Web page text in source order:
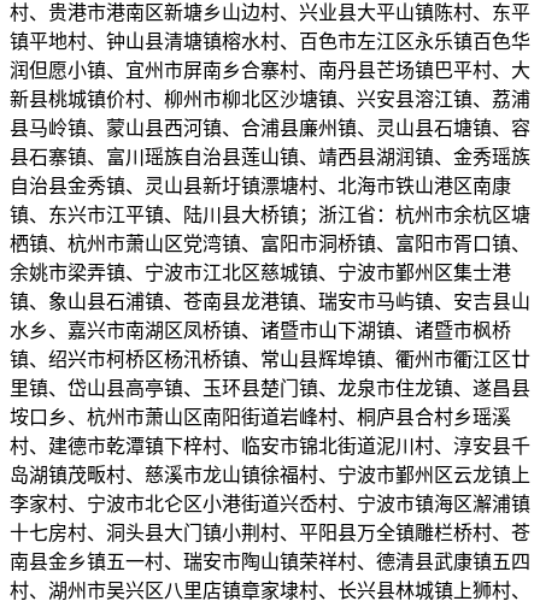
村、贵港市港南区新塘乡山边村、兴业县大平山镇陈村、东平
镇平地村、钟山县清塘镇榕水村、百色市左江区永乐镇百色华
润但愿小镇、宜州市屏南乡合寨村、南丹县芒场镇巴平村、大
新县桃城镇价村、柳州市柳北区沙塘镇、兴安县溶江镇、荔浦
县马岭镇、蒙山县西河镇、合浦县廉州镇、灵山县石塘镇、容
县石寨镇、富川瑶族自治县莲山镇、靖西县湖润镇、金秀瑶族
自治县金秀镇、灵山县新圩镇漂塘村、北海市铁山港区南康
镇、东兴市江平镇、陆川县大桥镇；浙江省：杭州市余杭区塘
栖镇、杭州市萧山区党湾镇、富阳市洞桥镇、富阳市胥口镇、
余姚市梁弄镇、宁波市江北区慈城镇、宁波市鄞州区集士港
镇、象山县石浦镇、苍南县龙港镇、瑞安市马屿镇、安吉县山
水乡、嘉兴市南湖区凤桥镇、诸暨市山下湖镇、诸暨市枫桥
镇、绍兴市柯桥区杨汛桥镇、常山县辉埠镇、衢州市衢江区廿
里镇、岱山县高亭镇、玉环县楚门镇、龙泉市住龙镇、遂昌县
垵口乡、杭州市萧山区南阳街道岩峰村、桐庐县合村乡瑶溪
村、建德市乾潭镇下梓村、临安市锦北街道泥川村、淳安县千
岛湖镇茂畈村、慈溪市龙山镇徐福村、宁波市鄞州区云龙镇上
李家村、宁波市北仑区小港街道兴岙村、宁波市镇海区澥浦镇
十七房村、洞头县大门镇小荆村、平阳县万全镇雕栏桥村、苍
南县金乡镇五一村、瑞安市陶山镇荣祥村、德清县武康镇五四
村、湖州市吴兴区八里店镇章家埭村、长兴县林城镇上狮村、